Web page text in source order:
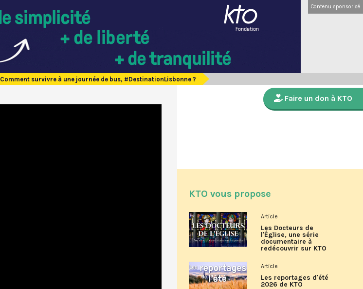
Contenu sponsorisé
Comment survivre à une journée de bus, #DestinationLisbonne ?
Faire un don à KTO
KTO vous propose
Article
Les Docteurs de
l'Église, une série
documentaire à
redécouvrir sur KTO
Article
Les reportages d'été
2026 de KTO